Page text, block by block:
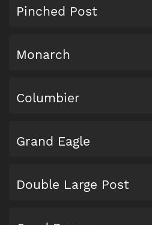
Pinched Post
Monarch
Columbier
Grand Eagle
Double Large Post